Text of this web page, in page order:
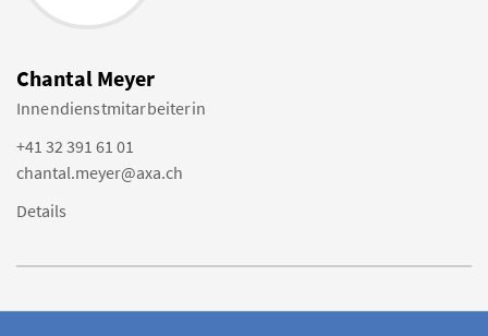
Chantal Meyer
Innendienstmitarbeiterin
+41 32 391 61 01
chantal.meyer@axa.ch
Details